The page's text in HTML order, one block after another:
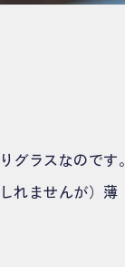
グラスなのです。
れませんが）薄